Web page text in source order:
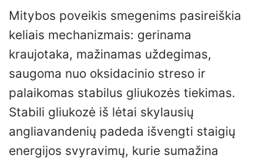
Mitybos poveikis smegenims pasireiškia
keliais mechanizmais: gerinama
kraujotaka, mažinamas uždegimas,
saugoma nuo oksidacinio streso ir
palaikomas stabilus gliukozės tiekimas.
Stabili gliukozė iš lėtai skylausių
angliavandenių padeda išvengti staigių
energijos svyravimų, kurie sumažina